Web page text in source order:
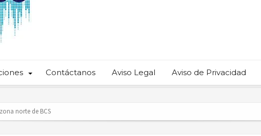
Contáctanos Aviso Legal Aviso de Privacidad
norte de BCS